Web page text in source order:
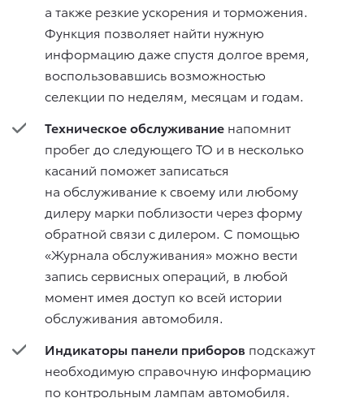
а также резкие ускорения и торможения.
Функция позволяет найти нужную
информацию даже спустя долгое время,
воспользовавшись возможностью
селекции по неделям, месяцам и годам.
Техническое обслуживание напомнит
пробег до следующего ТО и в несколько
касаний поможет записаться
на обслуживание к своему или любому
дилеру марки поблизости через форму
обратной связи с дилером. С помощью
«Журнала обслуживания» можно вести
запись сервисных операций, в любой
момент имея доступ ко всей истории
обслуживания автомобиля.
Индикаторы панели приборов подскажут
необходимую справочную информацию
по контрольным лампам автомобиля.